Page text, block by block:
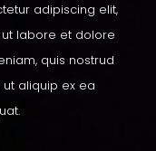
adipiscing elit,
labore et dolore
quis nostrud
aliquip ex ea